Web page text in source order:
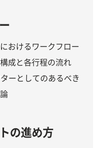
おけるワークフロー
成と各行程の流れ
ーとしてのあるべき
の進め方